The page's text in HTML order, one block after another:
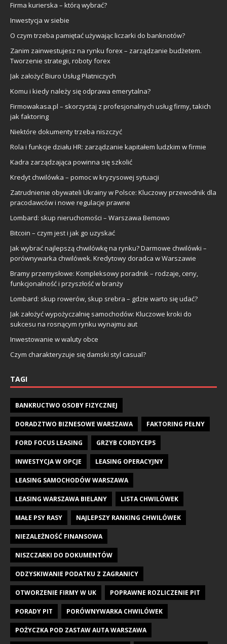
Firma kurierska – którą wybrać?
Inwestycja w siebie
O czym trzeba pamiętać używając liczarki do banknotów?
Zanim zainwestujesz na rynku forex – zarządzanie budżetem.
Tworzenie strategii, roboty forex
Jak założyć Biuro Usług Płatniczych
Komu i kiedy należy się odprawa emerytalna?
Firmowakasa.pl – skorzystaj z profesjonalnych usług firmy, takich
jak faktoring
Niektóre dokumenty trzeba niszczyć
Rola i funkcje działu HR: zarządzanie kapitałem ludzkim w firmie
Kadra zarządzająca powinna się szkolić
Kredyt chwilówka – pomoc w kryzysowej sytuacji
Zatrudnienie obywateli Ukrainy w Polsce: Kluczowy przewodnik dla
pracodawców i nowe regulacje prawne
Lombard: skup nieruchomości – Warszawa Bemowo
Bitcoin – czym jest i jak go uzyskać
Jak wybrać najlepszą chwilówkę na rynku? Darmowe chwilówki –
porównywarka chwilówek. Kredytowy doradca w Warszawie
Bramy przemysłowe: Kompleksowy poradnik – rodzaje, ceny,
funkcjonalność i przyszłość w branży
Lombard: skup rowerów, skup srebra – gdzie warto się udać?
Jak założyć wypożyczalnię samochodów: Kluczowe kroki do
sukcesu na rosnącym rynku wynajmu aut
Inwestowanie w waluty obce
Czym charakteryzuje się damski styl casual?
TAGI
BANKRUCTWO OSOBY FIZYCZNEJ
DORADZTWO BIZNESOWE WARSZAWA FAKTORING PEŁNY
FORD FOCUS LEASING GRZYB CORDYCEPS
INWESTYCJA W OPCJE LEASING OPERACYJNY
LEASING SAMOCHODÓW WARSZAWA
LEASING WARSZAWA BIELANY LISTA CHWILÓWEK
MAŁE PSY RASY NAJLEPSZY RANKING CHWILÓWEK
NIEZALEŻNOŚĆ FINANSOWA
NISZCZARKI DO DOKUMENTÓW
ODZYSKIWANIE PODATKU Z ZAGRANICY
OTWORZENIE FIRMY W UK POPRAWNE ROZLICZENIE PIT
PORADY PIT PORÓWNYWARKA CHWILÓWEK
POŻYCZKA POD ZASTAW AUTA WARSZAWA